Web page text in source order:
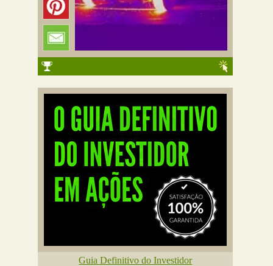
Guia Definitivo do Investidor